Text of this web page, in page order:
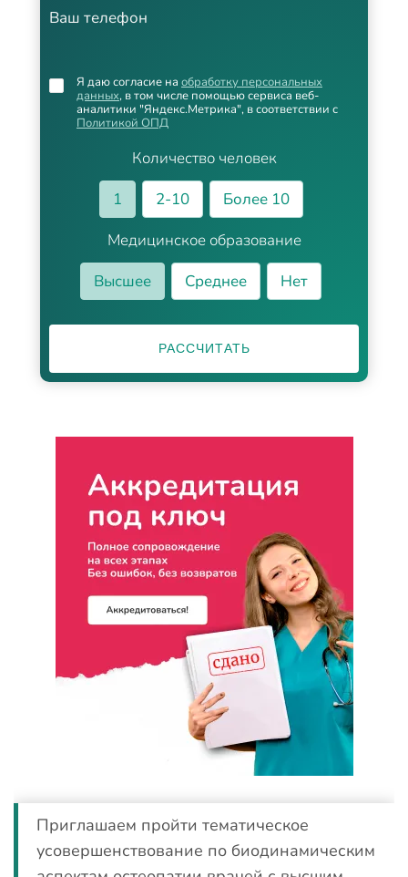
Ваш телефон
Количество человек
1
2-10
Более 10
Медицинское образование
Высшее
Среднее Нет
Я даю согласие на обработку персональных
данных, в том числе помощью сервиса веб-
аналитики "Яндекс.Метрика", в соответствии с
Политикой ОПД
РАССЧИТАТЬ
Приглашаем пройти тематическое
усовершенствование по биодинамическим